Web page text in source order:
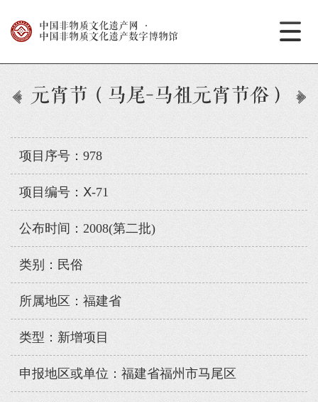
中国非物质文化遗产网
·
中国非物质文化遗产数字博物馆
元宵节（马尾-马祖元宵节俗）
项目序号：978
项目编号：Ⅹ-71
公布时间：2008(第二批)
类别：民俗
所属地区：福建省
类型：新增项目
申报地区或单位：福建省福州市马尾区